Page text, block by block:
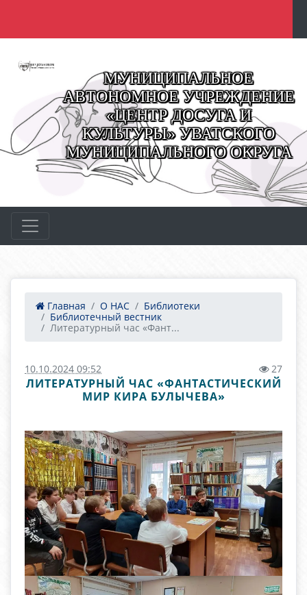
МУНИЦИПАЛЬНОЕ
АВТОНОМНОЕ УЧРЕЖДЕНИЕ
«ЦЕНТР ДОСУГА И
КУЛЬТУРЫ» УВАТСКОГО
МУНИЦИПАЛЬНОГО ОКРУГА
Главная О НАС
Библиотеки
Библиотечный вестник
Литературный час «Фант...
10.10.2024 09:52 27
ЛИТЕРАТУРНЫЙ ЧАС «ФАНТАСТИЧЕСКИЙ
МИР КИРА БУЛЫЧЕВА»